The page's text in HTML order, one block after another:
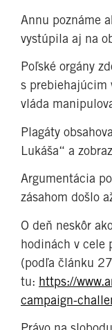
Annu poznáme
vystúpila aj na
Poľské orgány
s prebiehajúcim
vláda
Plagáty
Lukáša“ a
Argumentácia
zásahom došlo
O deň neskôr
hodinách v cele
(podľa článku
tu: https://
campaign-